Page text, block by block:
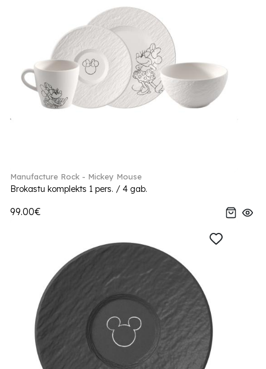
Manufacture Rock - Mickey Mouse
Brokastu komplekts 1 pers. / 4 gab.
99.00€